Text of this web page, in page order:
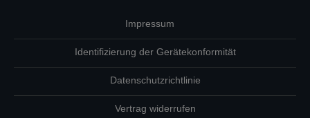
Impressum
Identifizierung der Gerätekonformität
Datenschutzrichtlinie
Vertrag widerrufen